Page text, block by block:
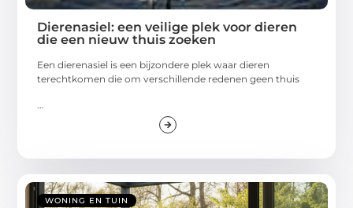
Dierenasiel: een veilige plek voor dieren
die een nieuw thuis zoeken
Een dierenasiel is een bijzondere plek waar dieren
terechtkomen die om verschillende redenen geen thuis
WONING EN TUIN